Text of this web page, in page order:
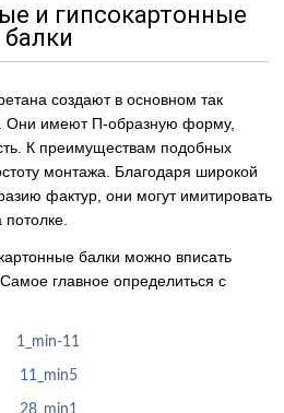
и гипсокартонные
балки
создают в основном так
Они имеют П-образную форму,
К преимуществам подобных
монтажа. Благодаря широкой
фактур, они могут имитировать
балки можно вписать
главное определиться с